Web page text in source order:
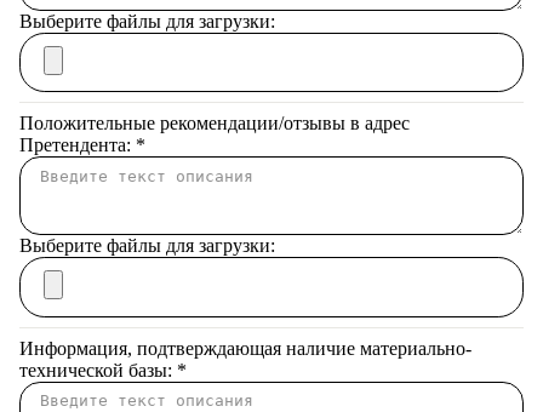
Выберите файлы для загрузки:
Положительные рекомендации/отзывы в адрес
Претендента: *
Выберите файлы для загрузки:
Информация, подтверждающая наличие материально-
технической базы: *